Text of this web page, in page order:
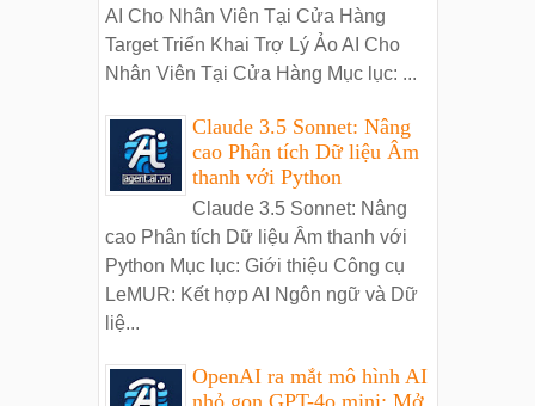
AI Cho Nhân Viên Tại Cửa Hàng
Target Triển Khai Trợ Lý Ảo AI Cho
Nhân Viên Tại Cửa Hàng Mục lục: ...
Claude 3.5 Sonnet: Nâng
cao Phân tích Dữ liệu Âm
thanh với Python
Claude 3.5 Sonnet: Nâng
cao Phân tích Dữ liệu Âm thanh với
Python Mục lục: Giới thiệu Công cụ
LeMUR: Kết hợp AI Ngôn ngữ và Dữ
liệ...
OpenAI ra mắt mô hình AI